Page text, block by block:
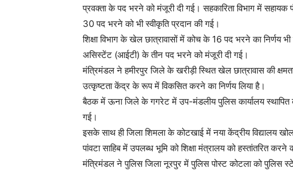
प्रवक्ता के पद भरने को मंजूरी दी गई। सहकारिता विभाग में सहायक
30 पद भरने को भी स्वीकृति प्रदान की गई।
शिक्षा विभाग के खेल छात्रावासों में कोच के 16 पद भरने का निर्णय
असिस्टेंट (आईटी) के तीन पद भरने को मंजूरी दी गई।
मंत्रिमंडल ने हमीरपुर जिले के खरीड़ी स्थित खेल छात्रावास की
उत्कृष्टता केंद्र के रूप में विकसित करने का निर्णय लिया है।
बैठक में ऊना जिले के गगरेट में उप-मंडलीय पुलिस कार्यालय
गई।
इसके साथ ही जिला शिमला के कोटखाई में नया केंद्रीय विद्यालय
पांवटा साहिब में उपलब्ध भूमि को शिक्षा मंत्रालय को हस्तांतरित करने
मंत्रिमंडल ने पुलिस जिला नूरपुर में पुलिस पोस्ट कोटला को पुलिस